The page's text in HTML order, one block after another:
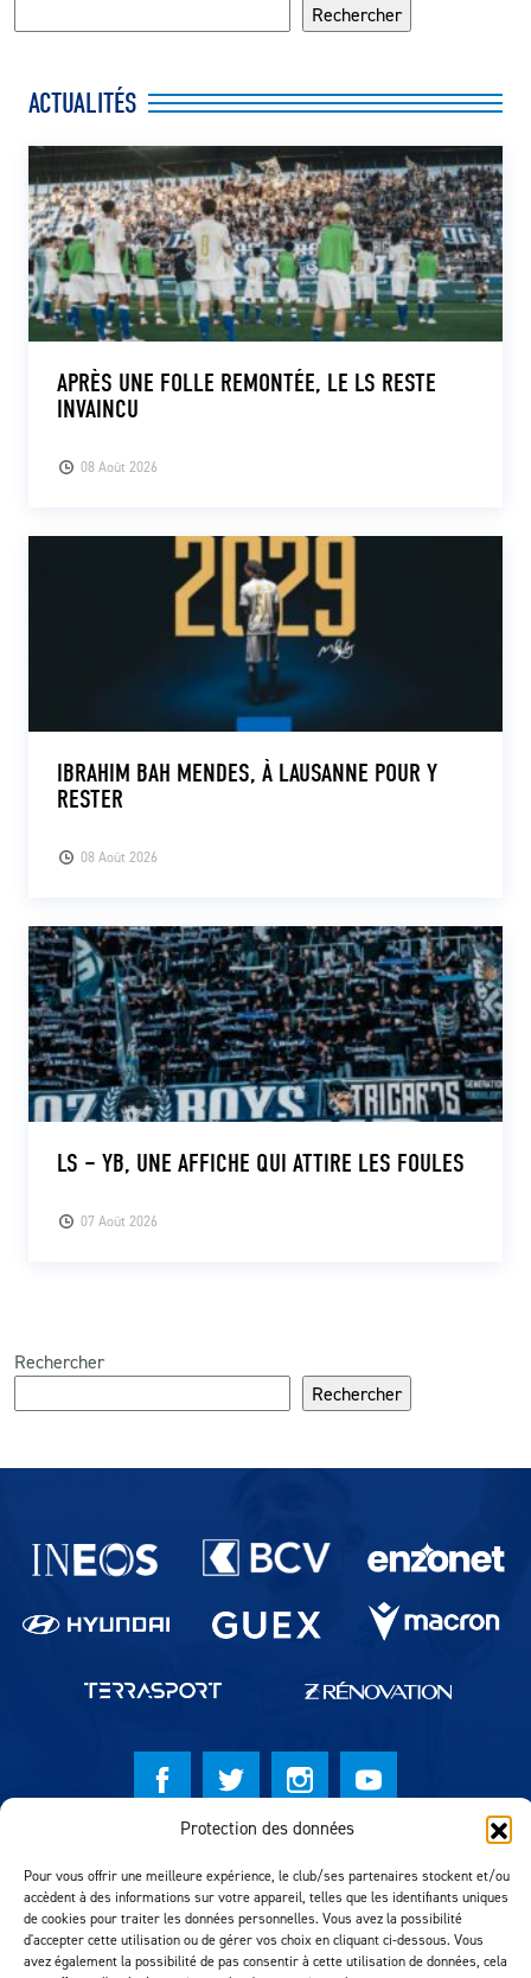
Protection des données
Pour vous offrir une meilleure expérience, le club/ses partenaires stockent et/ou
accèdent à des informations sur votre appareil, telles que les identifiants uniques
de cookies pour traiter les données personnelles. Vous avez la possibilité
d'accepter cette utilisation ou de gérer vos choix en cliquant ci-dessous. Vous
avez également la possibilité de pas consentir à cette utilisation de données, cela
Rechercher
ACTUALITÉS
08 Août 2026
APRÈS UNE FOLLE REMONTÉE, LE LS RESTE
INVAINCU
08 Août 2026
IBRAHIM BAH MENDES, À LAUSANNE POUR Y
RESTER
07 Août 2026
LS – YB, UNE AFFICHE QUI ATTIRE LES FOULES
Rechercher
Rechercher
Partenaires du lausanne-Sport
Réalisation MTM Agency